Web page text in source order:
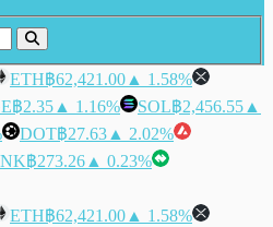
ETH฿62,421.00 ▲ 1.58%
฿2.35 ▲ 1.16% SOL฿2,456.55 ▲
DOT฿27.63 ▲ 2.02%
฿273.26 ▲ 0.23%
ETH฿62,421.00 ▲ 1.58%